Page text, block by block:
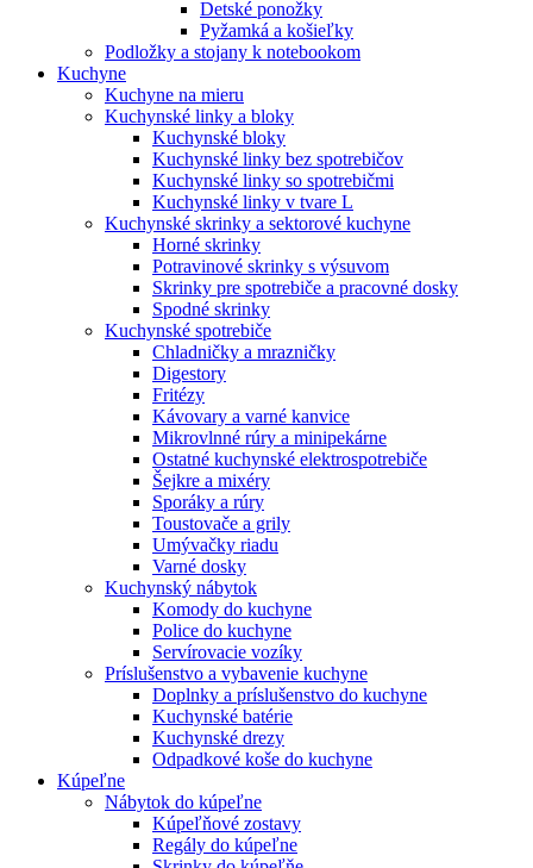
Detské ponožky
Pyžamká a košieľky
Podložky a stojany k notebookom
Kuchyne
Kuchyne na mieru
Kuchynské linky a bloky
Kuchynské bloky
Kuchynské linky bez spotrebičov
Kuchynské linky so spotrebičmi
Kuchynské linky v tvare L
Kuchynské skrinky a sektorové kuchyne
Horné skrinky
Potravinové skrinky s výsuvom
Skrinky pre spotrebiče a pracovné dosky
Spodné skrinky
Kuchynské spotrebiče
Chladničky a mrazničky
Digestory
Fritézy
Kávovary a varné kanvice
Mikrovlnné rúry a minipekárne
Ostatné kuchynské elektrospotrebiče
Šejkre a mixéry
Sporáky a rúry
Toustovače a grily
Umývačky riadu
Varné dosky
Kuchynský nábytok
Komody do kuchyne
Police do kuchyne
Servírovacie vozíky
Príslušenstvo a vybavenie kuchyne
Doplnky a príslušenstvo do kuchyne
Kuchynské batérie
Kuchynské drezy
Odpadkové koše do kuchyne
Kúpeľne
Nábytok do kúpeľne
Kúpeľňové zostavy
Regály do kúpeľne